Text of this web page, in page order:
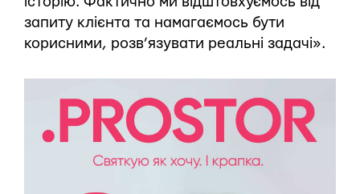
запиту клієнта та намагаємось бути
корисними, розв’язувати реальні задачі».